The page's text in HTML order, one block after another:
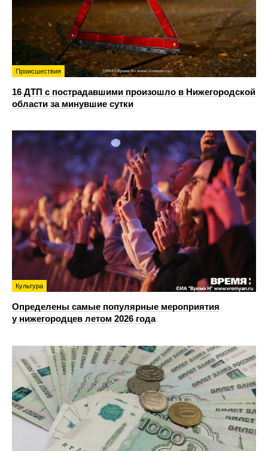
Происшествия
16 ДТП с пострадавшими произошло в Нижегородской
области за минувшие сутки
Культура
Определены самые популярные мероприятия
у нижегородцев летом 2026 года